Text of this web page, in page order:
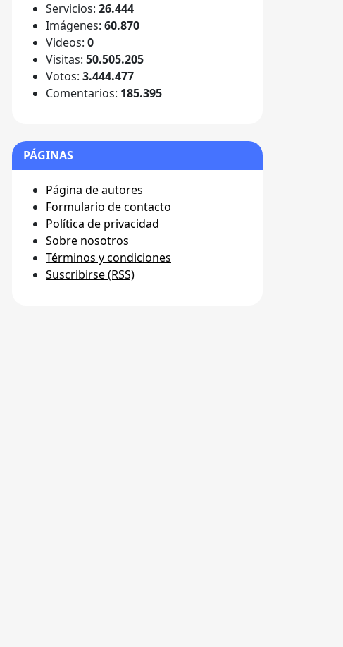
Servicios: 26.444
Imágenes: 60.870
Videos: 0
Visitas: 50.505.205
Votos: 3.444.477
Comentarios: 185.395
PÁGINAS
Página de autores
Formulario de contacto
Política de privacidad
Sobre nosotros
Términos y condiciones
Suscribirse (RSS)